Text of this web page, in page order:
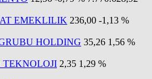
EMEKLILIK 236,00 -1,13 %
HOLDING 35,26 1,56 %
TEKNOLOJI 2,35 1,29 %